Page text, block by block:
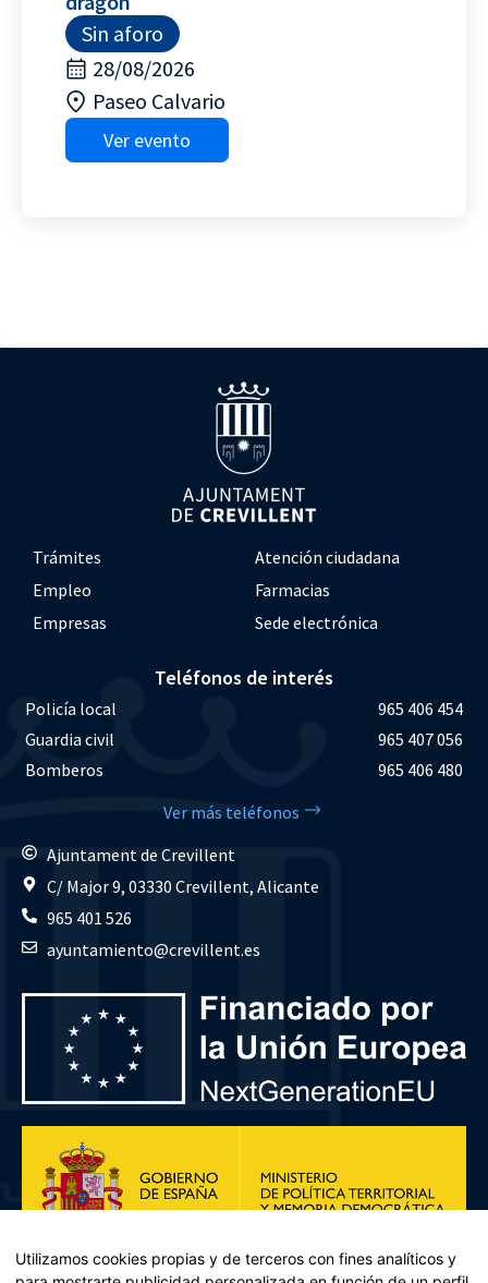
Sin aforo
28/08/2026
Paseo Calvario
Ver evento
Trámites
Atención ciudadana
Empleo
Farmacias
Empresas
Sede electrónica
Teléfonos de interés
Policía local
965 406 454
Guardia civil
965 407 056
Bomberos
965 406 480
Ver más teléfonos
Ajuntament de Crevillent
C/ Major 9, 03330 Crevillent, Alicante
965 401 526
ayuntamiento@crevillent.es
Utilizamos cookies propias y de terceros con fines analíticos y